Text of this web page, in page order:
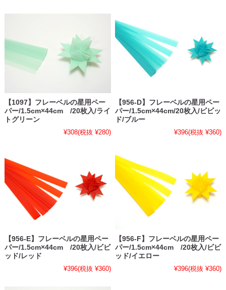
【1097】フレーベルの星用ペー
パー/1.5cm×44cm /20枚入/ライ
トグリーン
¥308(税抜 ¥280)
【956-D】フレーベルの星用ペー
パー/1.5cm×44cm/20枚入/ビビッ
ド/ブルー
¥396(税抜 ¥360)
【956-E】フレーベルの星用ペー
パー/1.5cm×44cm /20枚入/ビビ
ッド/レッド
¥396(税抜 ¥360)
【956-F】フレーベルの星用ペー
パー/1.5cm×44cm /20枚入/ビビ
ッド/イエロー
¥396(税抜 ¥360)